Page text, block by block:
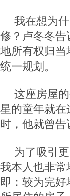
我在想为
修？卢冬冬
地所有权归
统一规划。
这座房屋
星的童年就
时，他就曾告
为了吸引
我本人也非
即：较为完